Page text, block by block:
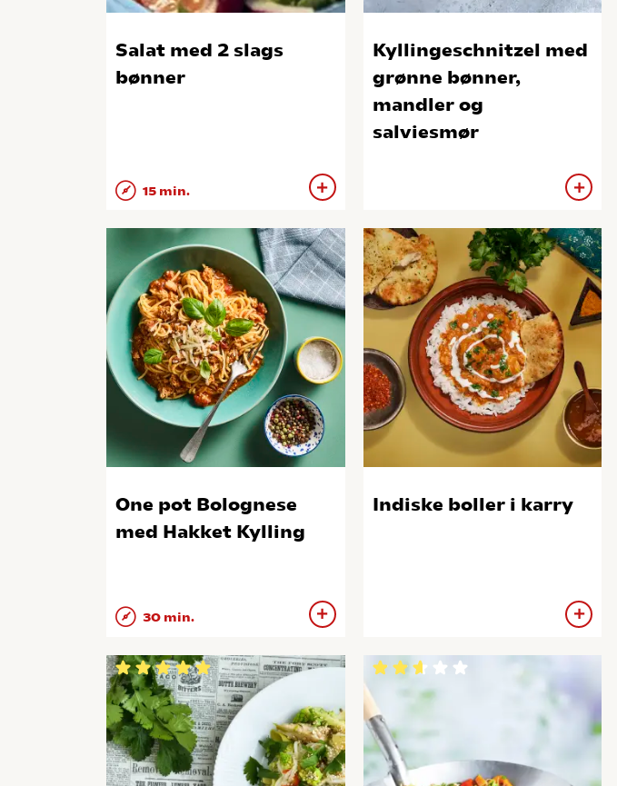
Salat med 2 slags
bønner
15 min.
Kyllingeschnitzel med
grønne bønner,
mandler og
salviesmør
One pot Bolognese
med Hakket Kylling
30 min.
Indiske boller i karry